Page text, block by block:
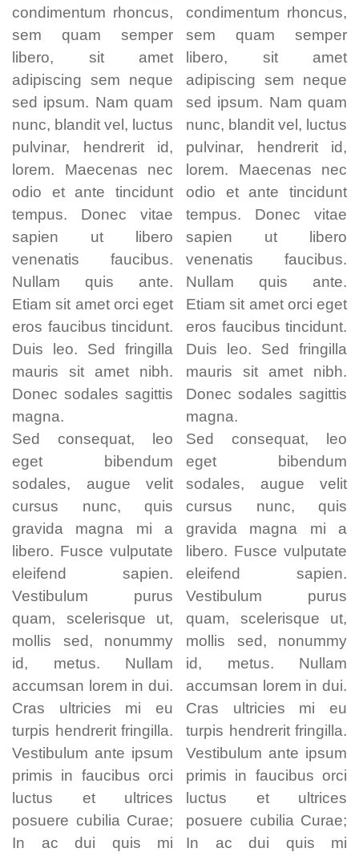
condimentum rhoncus,
sem quam semper
libero, sit amet
adipiscing sem neque
sed ipsum. Nam quam
nunc, blandit vel, luctus
pulvinar, hendrerit id,
lorem. Maecenas nec
odio et ante tincidunt
tempus. Donec vitae
sapien ut libero
venenatis faucibus.
Nullam quis ante.
Etiam sit amet orci eget
eros faucibus tincidunt.
Duis leo. Sed fringilla
mauris sit amet nibh.
Donec sodales sagittis
magna.
Sed consequat, leo
eget bibendum
sodales, augue velit
cursus nunc, quis
gravida magna mi a
libero. Fusce vulputate
eleifend sapien.
Vestibulum purus
quam, scelerisque ut,
mollis sed, nonummy
id, metus. Nullam
accumsan lorem in dui.
Cras ultricies mi eu
turpis hendrerit fringilla.
Vestibulum ante ipsum
primis in faucibus orci
luctus et ultrices
posuere cubilia Curae;
In ac dui quis mi
condimentum rhoncus,
sem quam semper
libero, sit amet
adipiscing sem neque
sed ipsum. Nam quam
nunc, blandit vel, luctus
pulvinar, hendrerit id,
lorem. Maecenas nec
odio et ante tincidunt
tempus. Donec vitae
sapien ut libero
venenatis faucibus.
Nullam quis ante.
Etiam sit amet orci eget
eros faucibus tincidunt.
Duis leo. Sed fringilla
mauris sit amet nibh.
Donec sodales sagittis
magna.
Sed consequat, leo
eget bibendum
sodales, augue velit
cursus nunc, quis
gravida magna mi a
libero. Fusce vulputate
eleifend sapien.
Vestibulum purus
quam, scelerisque ut,
mollis sed, nonummy
id, metus. Nullam
accumsan lorem in dui.
Cras ultricies mi eu
turpis hendrerit fringilla.
Vestibulum ante ipsum
primis in faucibus orci
luctus et ultrices
posuere cubilia Curae;
In ac dui quis mi